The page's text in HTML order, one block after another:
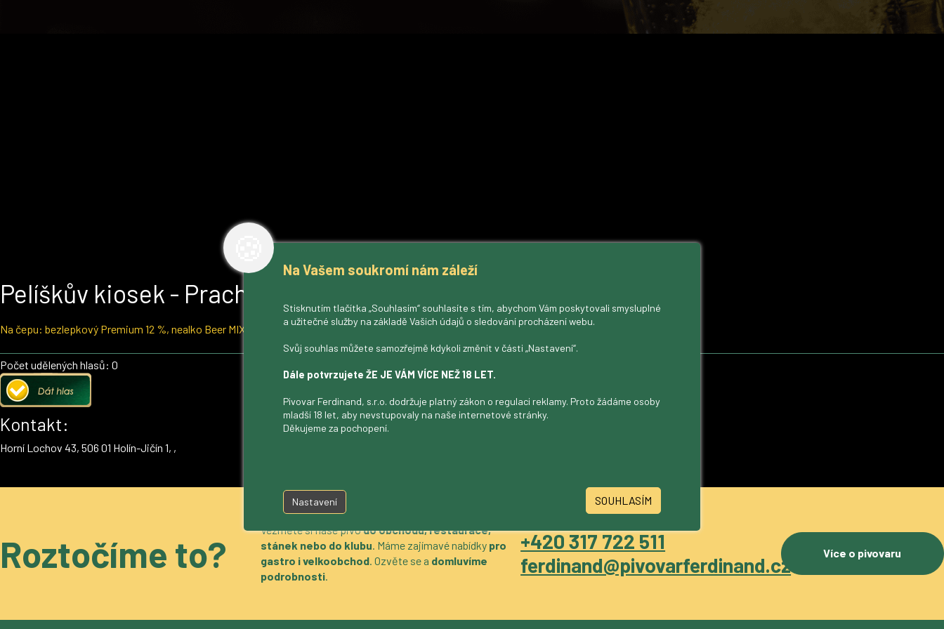
Na Vašem soukromí nám záleží
Stisknutím tlačítka „Souhlasím“ souhlasíte s tím, abychom Vám poskytovali smysluplné
a užitečné služby na základě Vašich údajů o sledování procházení webu.
Svůj souhlas můžete samozřejmě kdykoli změnit v části „Nastavení“.
Dále potvrzujete ŽE JE VÁM VÍCE NEŽ 18 LET.
Pivovar Ferdinand, s.r.o. dodržuje platný zákon o regulaci reklamy. Proto žádáme osoby
mladší 18 let, aby nevstupovaly na naše internetové stránky.
Děkujeme za pochopení.
Nastavení SOUHLASÍM
Pelíškův kiosek - Prachov
Na čepu: bezlepkový Premium 12 %, nealko Beer MIX s pomerančem,Instagram
Počet udělených hlasů: 0
Kontakt:
Horní Lochov 43, 506 01 Holín-Jičín 1, ,
Roztočíme to?
Vezměte si naše pivodo obchodu, restaurace,
stánek nebo do klubu. Máme zajímavé nabídky pro
gastro i velkoobchod. Ozvěte se a domluvíme
podrobnosti.
+420 317 722 511
ferdinand@pivovarferdinand.cz
Více o pivovaru